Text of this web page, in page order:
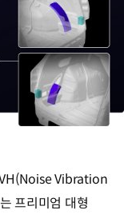
Vibration
프리미엄 대형